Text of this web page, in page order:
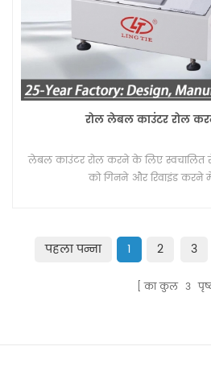
रोल लेबल काउंटर रोल
लेबल काउंटर रोल करने के लिए
को गिनने और रिवाइंड करने
पहला पन्ना 1 2 3
का कुल 3